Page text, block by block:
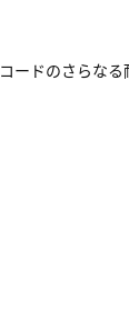
ードのさら